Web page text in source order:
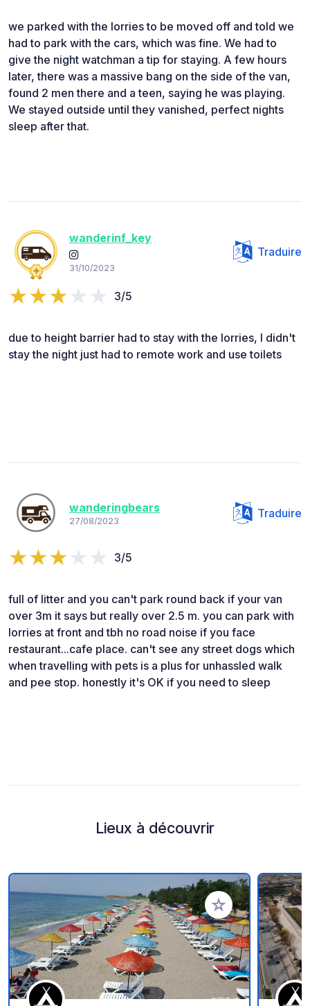
we parked with the lorries to be moved off and told we
had to park with the cars, which was fine. We had to
give the night watchman a tip for staying. A few hours
later, there was a massive bang on the side of the van,
found 2 men there and a teen, saying he was playing.
We stayed outside until they vanished, perfect nights
sleep after that.
wanderinf_key
31/10/2023
Traduire
3/5
due to height barrier had to stay with the lorries, I didn't
stay the night just had to remote work and use toilets
wanderingbears
27/08/2023
Traduire
3/5
full of litter and you can't park round back if your van
over 3m it says but really over 2.5 m. you can park with
lorries at front and tbh no road noise if you face
restaurant...cafe place. can't see any street dogs which
when travelling with pets is a plus for unhassled walk
and pee stop. honestly it's OK if you need to sleep
Lieux à découvrir
Ajouter à vos